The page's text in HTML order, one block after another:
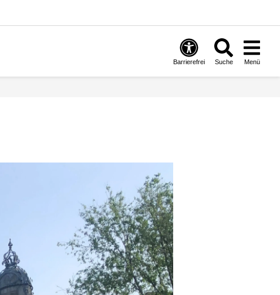
Barrierefrei Suche Menü